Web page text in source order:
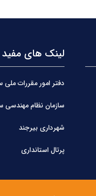
لینک های مفید
دفتر امور مقررات ملی
سازمان نظام مهندسی
شهرداری بیرجند
پرتال استانداری